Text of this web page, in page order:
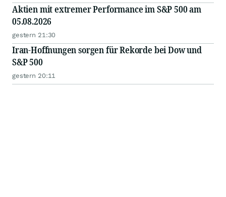
Aktien mit extremer Performance im S&P 500 am
05.08.2026
gestern 21:30
Iran-Hoffnungen sorgen für Rekorde bei Dow und
S&P 500
gestern 20:11